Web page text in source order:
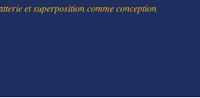
et superposition comme conception